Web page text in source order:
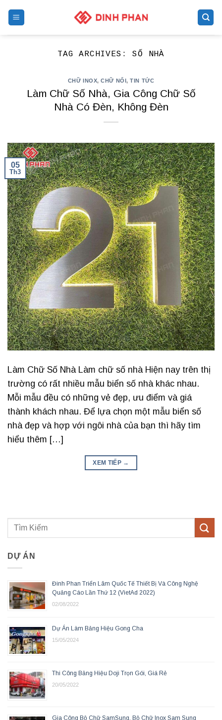
TAG ARCHIVES:SỐ NHÀ
CHỮ INOX,CHỮ NỔI,TIN TỨC
Làm Chữ Số Nhà, Gia Công Chữ Số
Nhà Có Đèn, Không Đèn
05
Th3
Làm Chữ Số Nhà Làm chữ số nhà Hiện nay trên thị
trường có rất nhiều mẫu biển số nhà khác nhau.
Mỗi mẫu đều có những vẻ đẹp, ưu điểm và giá
thành khách nhau. Để lựa chọn một mẫu biển số
nhà đẹp và hợp với ngôi nhà của bạn thì hãy tìm
hiểu thêm […]
XEM TIẾP →
DỰ ÁN
Đinh Phan Triển Lãm Quốc Tế Thiết Bị Và Công Nghệ
Quảng Cáo Lần Thứ 12 (VietAd 2022)
02/08/2022
Dự Án Làm Bảng Hiệu Gong Cha
15/05/2024
Thi Công Bảng Hiệu Doji Trọn Gói, Giá Rẻ
20/05/2022
Gia Công Bộ Chữ SamSung, Bộ Chữ Inox Sam Sung